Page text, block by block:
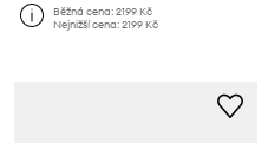
Běžná cena:2199 Kč
Nejnižší cena:2199 Kč